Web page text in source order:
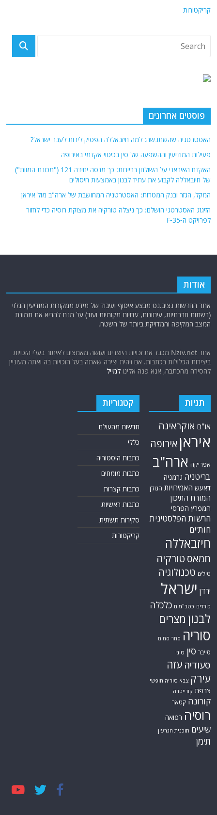
קריקטורות
פוסטים אחרונים
האסטרטגיה שהשתבשה: למה חיזבאללה הפסיק לירות לעבר ישראל?
פעילות המודיעין וההשפעה של סין בכיסוי אקדמי באירופה
האקדח האיראני על השולחן בביירות: כך מנסה יחידה 121 ("מכונת המוות")
של חיזבאללה לקבוע את עתיד לבנון באמצעות חיסולים
המקל, הגזר ובנק המטרות: האסטרטגיה המחושבת של ארה"ב מול איראן
הזיגזג האסטרטגי הושלם: כך ניצלה טורקיה את מצוקת רוסיה כדי לחזור
לפרויקט ה-F-35
אודות
אתר החדשות נציב.נט מבצע איסוף ועיבוד של מידע ממקורות המודיעין הגלוי
(רשתות חברתיות, עיתונות, עדויות מקומיות ועוד) על מנת להביא את תמונת
המצב המקיפה והמדויקת ביותר של השטח.
אתר Nziv.net מכבד את זכויות היוצרים ועושה מאמצים לאיתור בעלי הזכויות
ביצירות הכלולות בכתבות. אם זיהית יצירה שאתה בעל הזכויות בה ואתה מעוניין
להסירה מהכתבה, אנא פנה אלינולמייל
תגיות
או"ם אוקראינה
איראן אירופה
אפריקה ארה"ב
בריטניה גרמניה
דאעש האמירויות הגולן
המזרח התיכון
המפרץ הפרסי
הרשות הפלסטינית
חות'ים
חיזבאללה
חמאס טורקיה
טילים טכנולוגיה
ירדן ישראל
כורדים כטב"מים כלכלה
לבנון מצרים
סוריה סחר סמים
סייבר סין סיני
סעודיה עזה
עירק צבא סוריה חופשי
צרפת קונייטרה
קורונה קטאר
רוסיה רפואה
שיעים תוכנית הגרעין
תימן
קטגוריות
חדשות מהעולם
כללי
כתבות היסטוריה
כתבות מומחים
כתבות קצרות
כתבות ראשיות
סקירות תשתית
קריקטורות